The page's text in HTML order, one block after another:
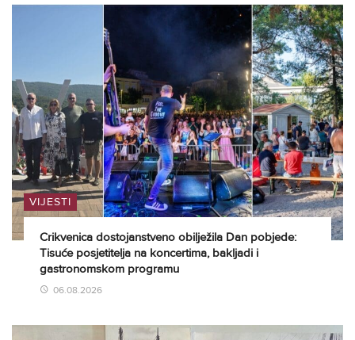
VIJESTI
Crikvenica dostojanstveno obilježila Dan pobjede:
Tisuće posjetitelja na koncertima, bakljadi i
gastronomskom programu
06.08.2026